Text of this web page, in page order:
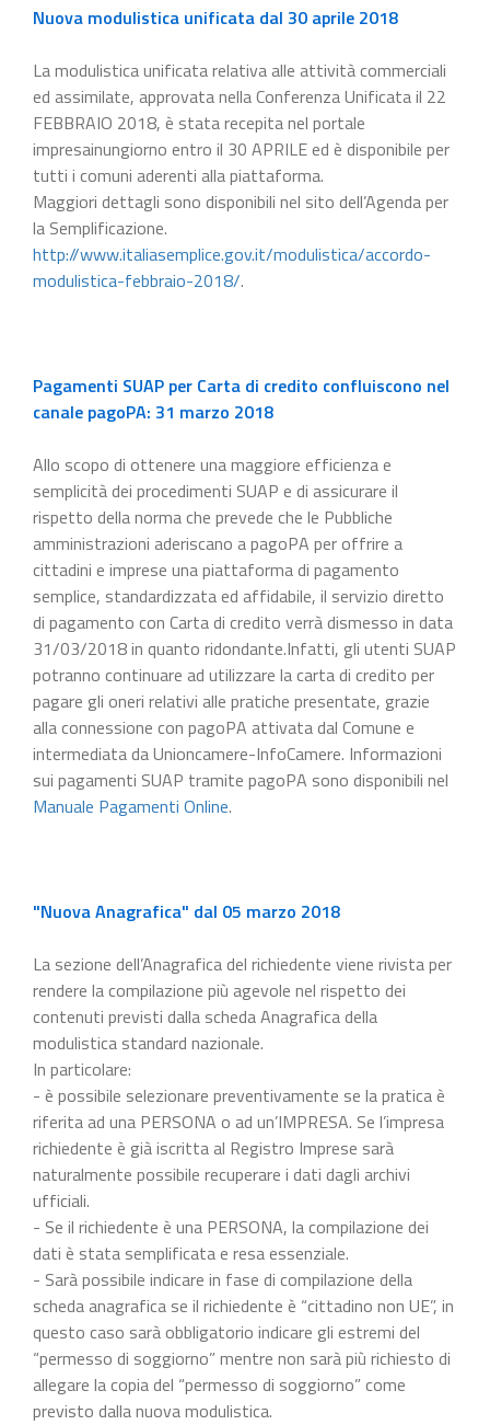
Nuova modulistica unificata dal 30 aprile 2018
La modulistica unificata relativa alle attività commerciali
ed assimilate, approvata nella Conferenza Unificata il 22
FEBBRAIO 2018, è stata recepita nel portale
impresainungiorno entro il 30 APRILE ed è disponibile per
tutti i comuni aderenti alla piattaforma.
Maggiori dettagli sono disponibili nel sito dell’Agenda per
la Semplificazione.
http://www.italiasemplice.gov.it/modulistica/accordo-
modulistica-febbraio-2018/.
Pagamenti SUAP per Carta di credito confluiscono nel
canale pagoPA: 31 marzo 2018
Allo scopo di ottenere una maggiore efficienza e
semplicità dei procedimenti SUAP e di assicurare il
rispetto della norma che prevede che le Pubbliche
amministrazioni aderiscano a pagoPA per offrire a
cittadini e imprese una piattaforma di pagamento
semplice, standardizzata ed affidabile, il servizio diretto
di pagamento con Carta di credito verrà dismesso in data
31/03/2018 in quanto ridondante.Infatti, gli utenti SUAP
potranno continuare ad utilizzare la carta di credito per
pagare gli oneri relativi alle pratiche presentate, grazie
alla connessione con pagoPA attivata dal Comune e
intermediata da Unioncamere-InfoCamere. Informazioni
sui pagamenti SUAP tramite pagoPA sono disponibili nel
Manuale Pagamenti Online.
"Nuova Anagrafica" dal 05 marzo 2018
La sezione dell’Anagrafica del richiedente viene rivista per
rendere la compilazione più agevole nel rispetto dei
contenuti previsti dalla scheda Anagrafica della
modulistica standard nazionale.
In particolare:
- è possibile selezionare preventivamente se la pratica è
riferita ad una PERSONA o ad un’IMPRESA. Se l’impresa
richiedente è già iscritta al Registro Imprese sarà
naturalmente possibile recuperare i dati dagli archivi
ufficiali.
- Se il richiedente è una PERSONA, la compilazione dei
dati è stata semplificata e resa essenziale.
- Sarà possibile indicare in fase di compilazione della
scheda anagrafica se il richiedente è “cittadino non UE”, in
questo caso sarà obbligatorio indicare gli estremi del
“permesso di soggiorno” mentre non sarà più richiesto di
allegare la copia del “permesso di soggiorno” come
previsto dalla nuova modulistica.